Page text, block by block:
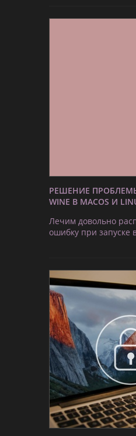
РЕШЕНИЕ ПРОБЛЕМЫ
WINE В MACOS И
Лечим довольно
ошибку при запуске